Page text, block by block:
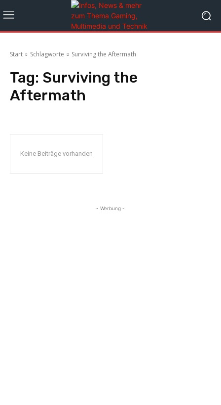
Start Schlagworte Surviving the Aftermath
Tag: Surviving the
Aftermath
Keine Beiträge vorhanden
- Werbung -